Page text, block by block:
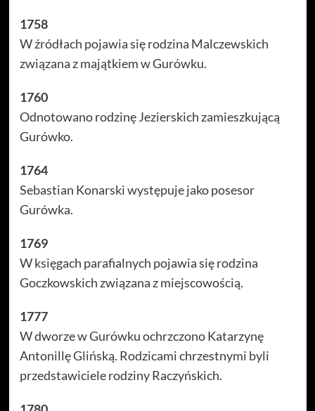
1758
W źródłach pojawia się rodzina Malczewskich
związana z majątkiem w Gurówku.
1760
Odnotowano rodzinę Jezierskich zamieszkującą
Gurówko.
1764
Sebastian Konarski występuje jako posesor
Gurówka.
1769
W księgach parafialnych pojawia się rodzina
Goczkowskich związana z miejscowością.
1777
W dworze w Gurówku ochrzczono Katarzynę
Antonillę Glińską. Rodzicami chrzestnymi byli
przedstawiciele rodziny Raczyńskich.